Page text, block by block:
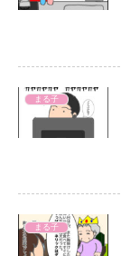
まる子
まる子